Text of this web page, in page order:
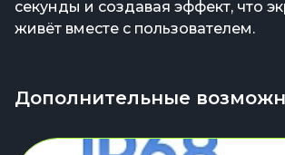
секунды и создавая эффект, что
живёт вместе с пользователем.
Дополнительные